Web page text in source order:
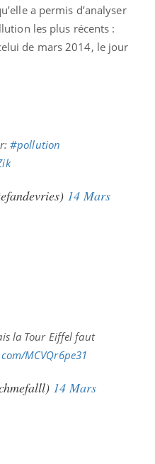
a permis d’analyser
les plus récents :
de mars 2014, le jour
#pollution
14 Mars
la Tour Eiffel faut
MCVQr6pe31
14 Mars